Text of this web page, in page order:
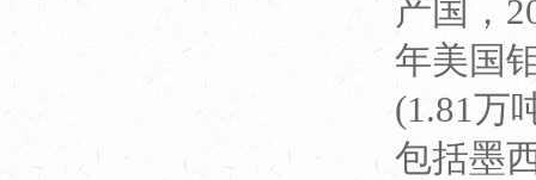
产国，
年美国
(1.81万
包括墨